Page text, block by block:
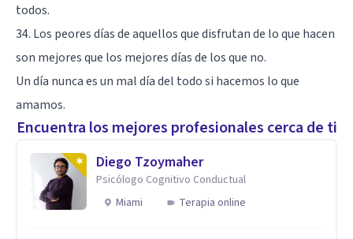
todos.
34. Los peores días de aquellos que disfrutan de lo que hacen
son mejores que los mejores días de los que no.
Un día nunca es un mal día del todo si hacemos lo que
amamos.
Encuentra los mejores profesionales cerca de ti
Diego Tzoymaher
Psicólogo Cognitivo Conductual
Miami
Terapia online